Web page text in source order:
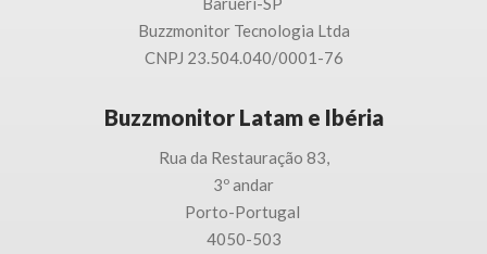
Buzzmonitor Tecnologia Ltda
CNPJ 23.504.040/0001-76
Buzzmonitor Latam e Ibéria
Rua da Restauração 83,
3º andar
Porto-Portugal
4050-503